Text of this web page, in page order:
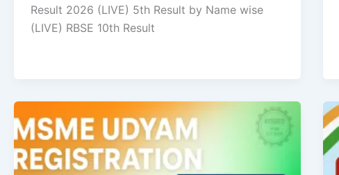
Result 2026 (LIVE) 5th Result by Name wise
(LIVE) RBSE 10th Result